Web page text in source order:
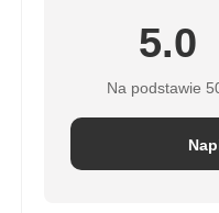
5.0
Na podstawie